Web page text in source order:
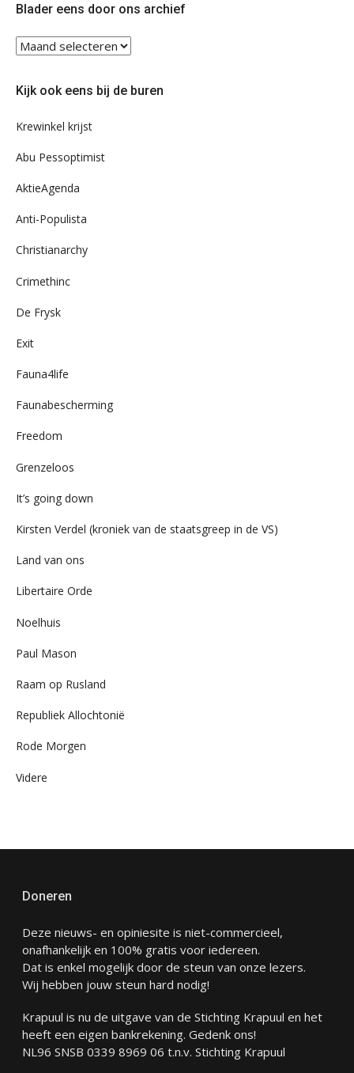
Blader eens door ons archief
Blader
eens
ons
Kijk ook eens bij de buren
Krewinkel krijst
Abu Pessoptimist
AktieAgenda
Anti-Populista
Christianarchy
Crimethinc
De Frysk
Exit
Fauna4life
Faunabescherming
Freedom
Grenzeloos
It’s going down
Kirsten Verdel (kroniek van de staatsgreep in de VS)
Land van ons
Libertaire Orde
Noelhuis
Paul Mason
Raam op Rusland
Republiek Allochtonië
Rode Morgen
Videre
Doneren
Deze nieuws- en opiniesite is niet-commercieel,
onafhankelijk en 100% gratis voor iedereen.
Dat is enkel mogelijk door de steun van onze lezers.
Wij hebben jouw steun hard nodig!
Krapuul is nu de uitgave van de Stichting Krapuul en het
heeft een eigen bankrekening. Gedenk ons!
NL96 SNSB 0339 8969 06 t.n.v. Stichting Krapuul